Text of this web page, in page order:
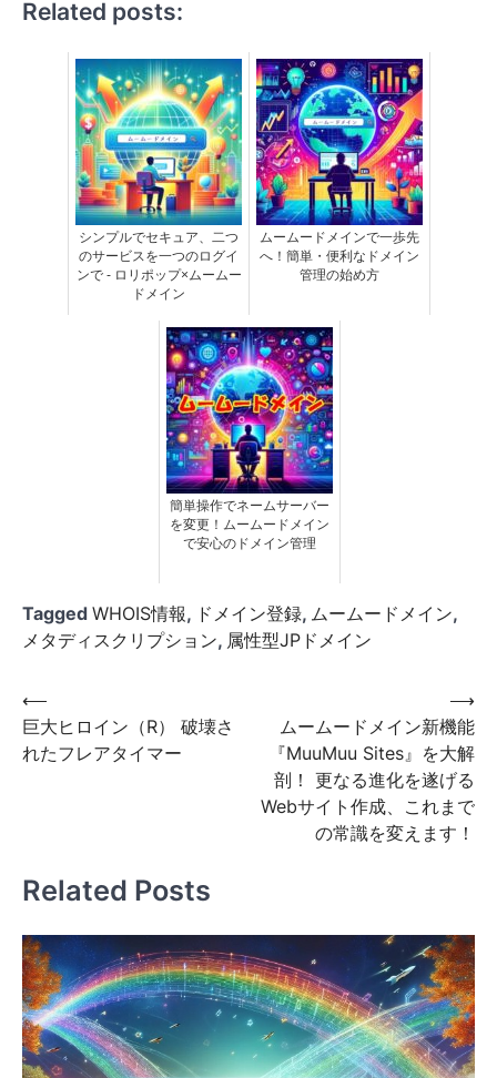
Related posts:
シンプルでセキュア、二つ
のサービスを一つのログイ
ンで - ロリポップ×ムームー
ドメイン
ムームードメインで一歩先
へ！簡単・便利なドメイン
管理の始め方
簡単操作でネームサーバー
を変更！ムームードメイン
で安心のドメイン管理
Tagged WHOIS情報, ドメイン登録, ムームードメイン,
メタディスクリプション, 属性型JPドメイン
投
稿
ナ
ー
シ
ョ
ン
⟵
巨大ヒロイン（R） 破壊さ
れたフレアタイマー
ムームードメイン新機能
『MuuMuu Sites』を大解
剖！ 更なる進化を遂げる
Webサイト作成、これまで
の常識を変えます！
⟶
Related Posts